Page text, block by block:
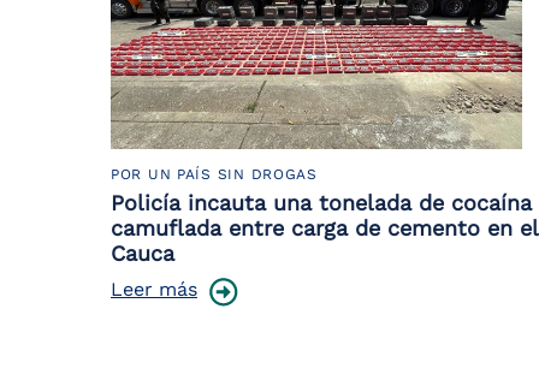
POR UN PAÍS SIN DROGAS
Policía incauta una tonelada de cocaína
camuflada entre carga de cemento en el
Cauca
Leer más